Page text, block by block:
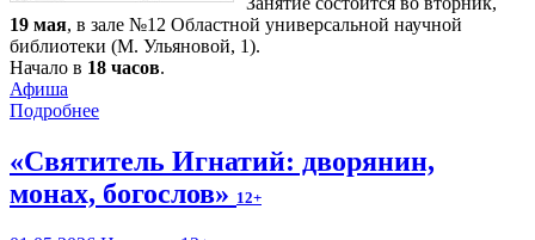
19 мая, в зале №12 Областной универсальной научной
библиотеки (М. Ульяновой, 1).
Начало в 18 часов.
Афиша
Подробнее
«Святитель Игнатий: дворянин,
монах, богослов» 12+